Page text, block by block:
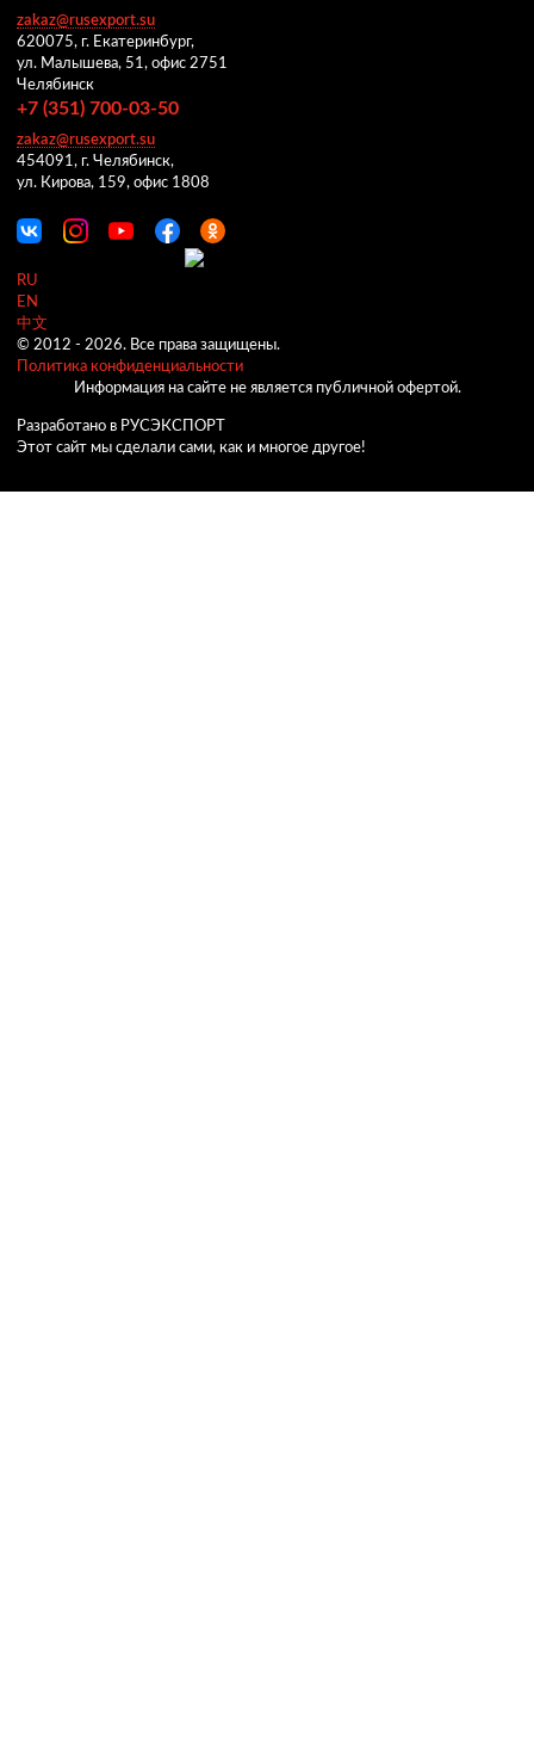
zakaz@rusexport.su
620075, г. Екатеринбург,
ул. Малышева, 51, офис 2751
Челябинск
+7 (351) 700-03-50
zakaz@rusexport.su
454091, г. Челябинск,
ул. Кирова, 159, офис 1808
RU
EN
中文
© 2012 - 2026. Все права защищены.
Политика конфиденциальности
Информация на сайте не является публичной офертой.
Разработано в РУСЭКСПОРТ
Этот сайт мы сделали сами, как и многое другое!